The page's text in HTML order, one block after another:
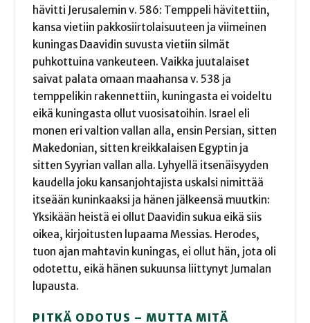
hävitti Jerusalemin v. 586: Temppeli hävitettiin,
kansa vietiin pakkosiirtolaisuuteen ja viimeinen
kuningas Daavidin suvusta vietiin silmät
puhkottuina vankeuteen. Vaikka juutalaiset
saivat palata omaan maahansa v. 538 ja
temppelikin rakennettiin, kuningasta ei voideltu
eikä kuningasta ollut vuosisatoihin. Israel eli
monen eri valtion vallan alla, ensin Persian, sitten
Makedonian, sitten kreikkalaisen Egyptin ja
sitten Syyrian vallan alla. Lyhyellä itsenäisyyden
kaudella joku kansanjohtajista uskalsi nimittää
itseään kuninkaaksi ja hänen jälkeensä muutkin:
Yksikään heistä ei ollut Daavidin sukua eikä siis
oikea, kirjoitusten lupaama Messias. Herodes,
tuon ajan mahtavin kuningas, ei ollut hän, jota oli
odotettu, eikä hänen sukuunsa liittynyt Jumalan
lupausta.
PITKÄ ODOTUS – MUTTA MITÄ